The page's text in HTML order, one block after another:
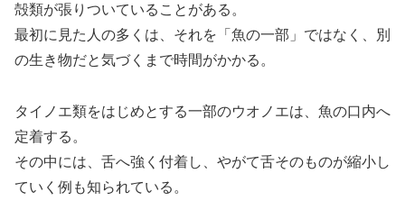
殻類が張りついていることがある。
最初に見た人の多くは、それを「魚の一部」ではなく、別
の生き物だと気づくまで時間がかかる。
タイノエ類をはじめとする一部のウオノエは、魚の口内へ
定着する。
その中には、舌へ強く付着し、やがて舌そのものが縮小し
ていく例も知られている。